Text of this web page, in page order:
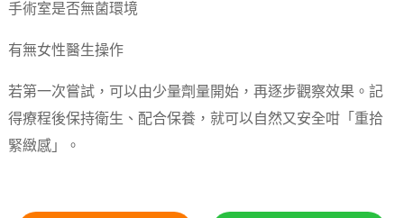
手術室是否無菌環境
有無女性醫生操作
若第一次嘗試，可以由少量劑量開始，再逐步觀察效果。記
得療程後保持衛生、配合保養，就可以自然又安全咁「重拾
緊緻感」。